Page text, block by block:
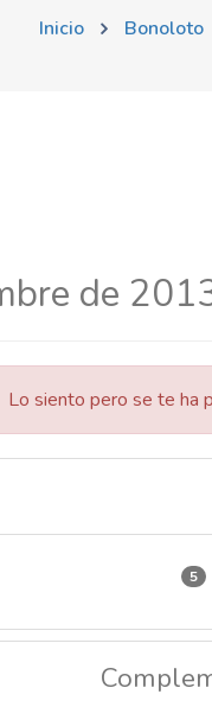
Inicio Bonoloto
de
Lo siento pero se te ha
5